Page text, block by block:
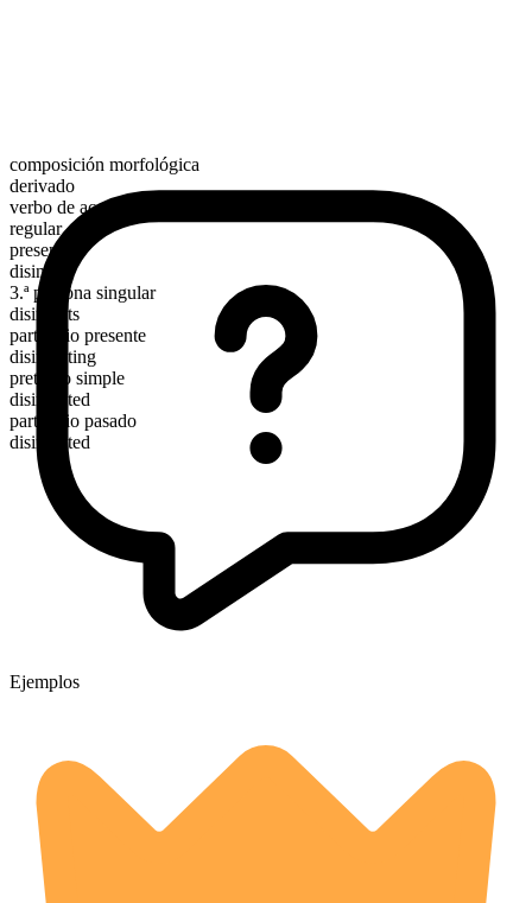
composición morfológica
derivado
verbo de acción
regular
presente
disinfect
3.ª persona singular
disinfects
participio presente
disinfecting
pretérito simple
disinfected
participio pasado
disinfected
Ejemplos